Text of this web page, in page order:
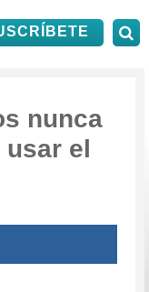
nunca
el